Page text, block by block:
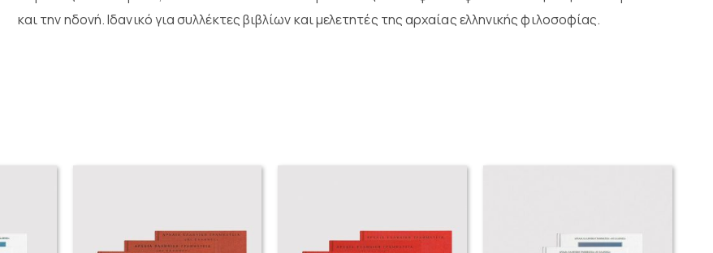
και την ηδονή. Ιδανικό για συλλέκτες βιβλίων και μελετητές της αρχαίας ελληνικής φιλοσοφίας.